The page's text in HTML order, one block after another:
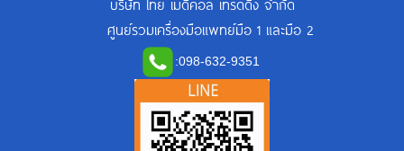
บริษัท ไทย เมดิคอล เทรดดิ้ง จำกัด
ศูนย์รวมเครื่องมือแพทย์มือ 1 และมือ 2
:098-632-9351